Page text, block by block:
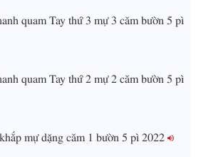
quam Tay thứ 3 mự 3 căm bườn 5 pì
quam Tay thứ 2 mự 2 căm bườn 5 pì
mự dặng căm 1 bườn 5 pì 2022